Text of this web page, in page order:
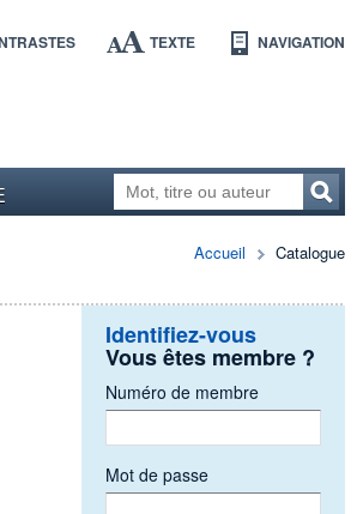
TEXTE NAVIGATION
Accueil Catalogue
Identifiez-vous
Vous êtes membre ?
Numéro de membre
Mot de passe